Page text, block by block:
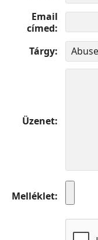
Email
címed
Tárgy
Üzenet
Melléklet